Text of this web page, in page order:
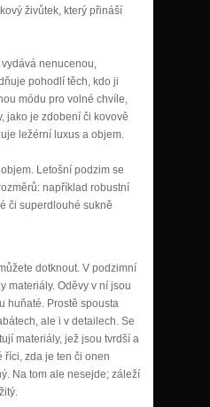
živůtek, který přináší
nenucenou,
pohodlí těch, kdo ji
módu pro volné chvíle,
jako je zdobení či kovově
ležérní luxus a objem.
Letošní podzim se
například robustní
či superdlouhé sukně
dotknout. V podzimní
materiály. Oděvy v ní jsou
huňaté. Prostě spousta
ale i v detailech. Se
materiály, jež jsou tvrdší a
říci, zda je ten či onen
Na tom ale nesejde; záleží